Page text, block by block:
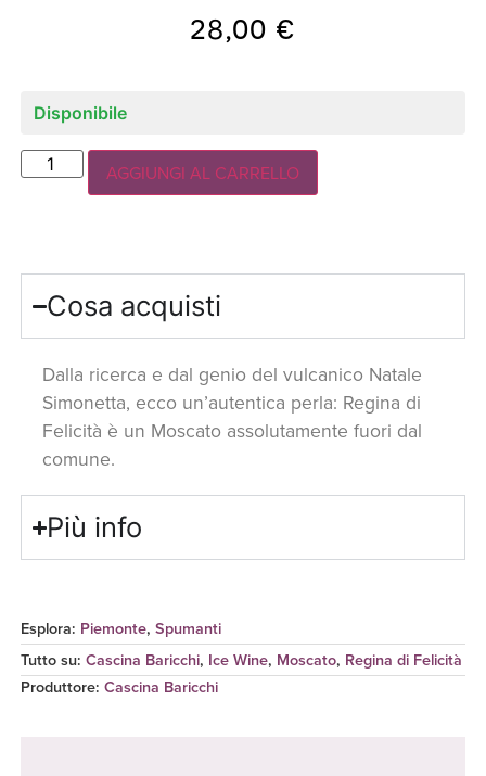
28,00 €
Disponibile
AGGIUNGI AL CARRELLO
Cosa acquisti
Dalla ricerca e dal genio del vulcanico Natale
Simonetta, ecco un’autentica perla: Regina di
Felicità è un Moscato assolutamente fuori dal
comune.
Più info
Esplora: Piemonte,Spumanti
Tutto su: Cascina Baricchi, Ice Wine, Moscato, Regina di Felicità
Produttore:Cascina Baricchi